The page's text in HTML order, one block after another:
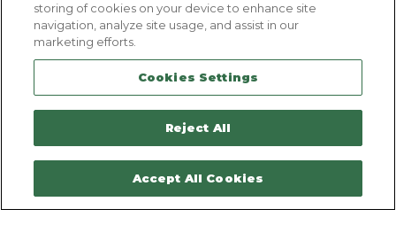
Politique d'utilisation des cookies
Politique de confidentialité
Mentions légales
Plan du site
Contactez-nous
storing of cookies on your device to enhance site
navigation, analyze site usage, and assist in our
marketing efforts.
Cookies Settings
Reject All
Accept All Cookies